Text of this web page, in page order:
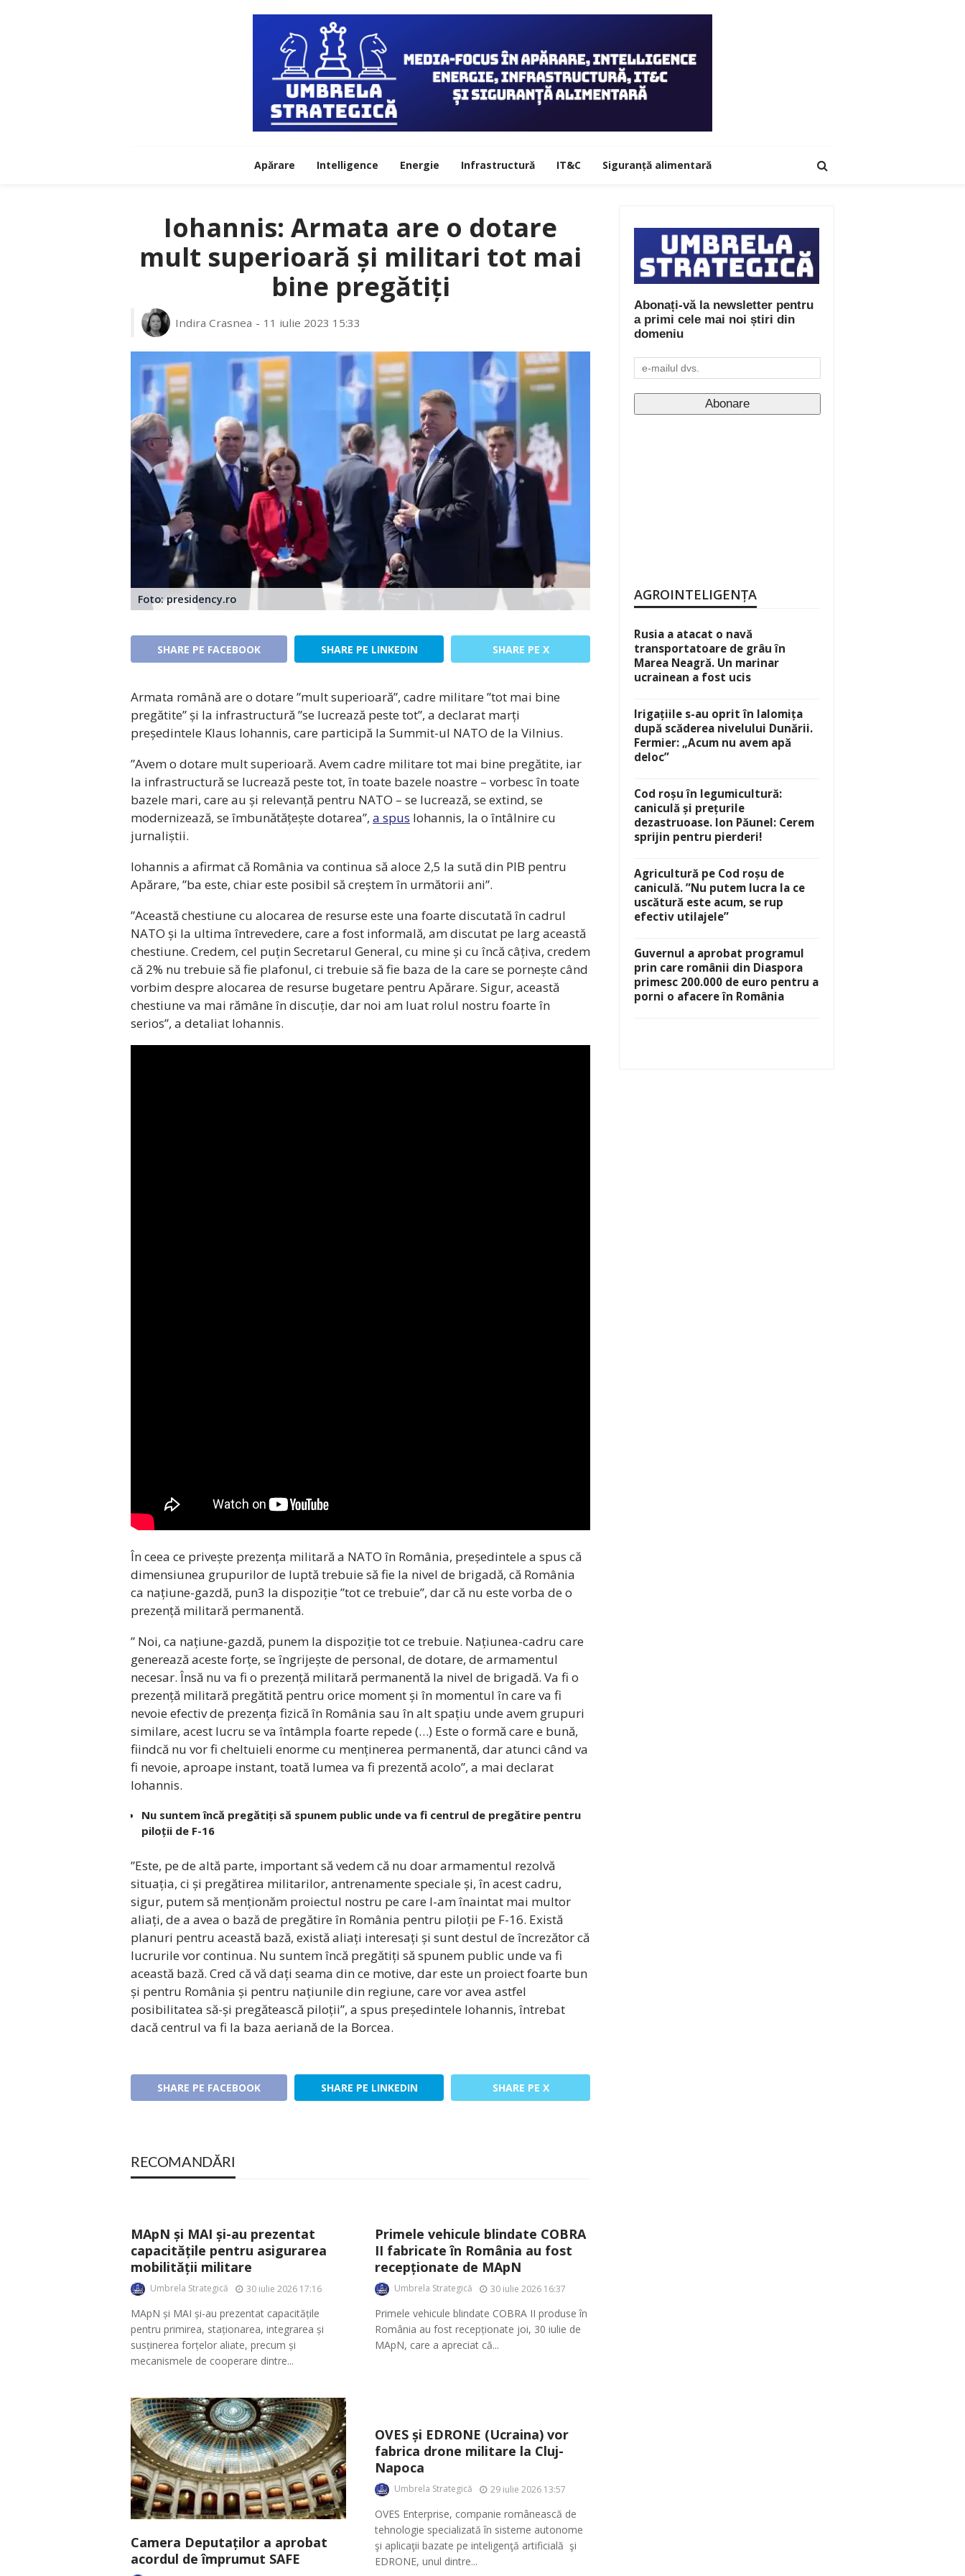
Apărare Intelligence Energie Infrastructură IT&C Siguranță alimentară
Iohannis: Armata are o dotare
mult superioară și militari tot mai
bine pregătiți
Indira Crasnea 11 iulie 2023 15:33
Foto: presidency.ro
SHARE PE FACEBOOK SHARE PE LINKEDIN SHARE PE X
Armata română are o dotare ”mult superioară”, cadre militare ”tot mai bine
pregătite” și la infrastructură ”se lucrează peste tot”, a declarat marți
președintele Klaus Iohannis, care participă la Summit-ul NATO de la Vilnius.
”Avem o dotare mult superioară. Avem cadre militare tot mai bine pregătite, iar
la infrastructură se lucrează peste tot, în toate bazele noastre – vorbesc în toate
bazele mari, care au și relevanță pentru NATO – se lucrează, se extind, se
modernizează, se îmbunătățește dotarea”, a spus Iohannis, la o întâlnire cu
jurnaliștii.
Iohannis a afirmat că România va continua să aloce 2,5 la sută din PIB pentru
Apărare, ”ba este, chiar este posibil să creștem în următorii ani”.
”Această chestiune cu alocarea de resurse este una foarte discutată în cadrul
NATO și la ultima întrevedere, care a fost informală, am discutat pe larg această
chestiune. Credem, cel puțin Secretarul General, cu mine și cu încă câțiva, credem
că 2% nu trebuie să fie plafonul, ci trebuie să fie baza de la care se pornește când
vorbim despre alocarea de resurse bugetare pentru Apărare. Sigur, această
chestiune va mai rămâne în discuție, dar noi am luat rolul nostru foarte în
serios”, a detaliat Iohannis.
În ceea ce privește prezența militară a NATO în România, președintele a spus că
dimensiunea grupurilor de luptă trebuie să fie la nivel de brigadă, că România
ca națiune-gazdă, pun3 la dispoziție ”tot ce trebuie”, dar că nu este vorba de o
prezență militară permanentă.
” Noi, ca națiune-gazdă, punem la dispoziție tot ce trebuie. Națiunea-cadru care
generează aceste forțe, se îngrijește de personal, de dotare, de armamentul
necesar. Însă nu va fi o prezență militară permanentă la nivel de brigadă. Va fi o
prezență militară pregătită pentru orice moment și în momentul în care va fi
nevoie efectiv de prezența fizică în România sau în alt spațiu unde avem grupuri
similare, acest lucru se va întâmpla foarte repede (…) Este o formă care e bună,
fiindcă nu vor fi cheltuieli enorme cu menținerea permanentă, dar atunci când va
fi nevoie, aproape instant, toată lumea va fi prezentă acolo”, a mai declarat
Iohannis.
Nu suntem încă pregătiți să spunem public unde va fi centrul de pregătire pentru
piloții de F-16
”Este, pe de altă parte, important să vedem că nu doar armamentul rezolvă
situația, ci și pregătirea militarilor, antrenamente speciale și, în acest cadru,
sigur, putem să menționăm proiectul nostru pe care l-am înaintat mai multor
aliați, de a avea o bază de pregătire în România pentru piloții pe F-16. Există
planuri pentru această bază, există aliați interesați și sunt destul de încrezător că
lucrurile vor continua. Nu suntem încă pregătiți să spunem public unde va fi
această bază. Cred că vă dați seama din ce motive, dar este un proiect foarte bun
și pentru România și pentru națiunile din regiune, care vor avea astfel
posibilitatea să-și pregătească piloții”, a spus președintele Iohannis, întrebat
dacă centrul va fi la baza aeriană de la Borcea.
SHARE PE FACEBOOK SHARE PE LINKEDIN SHARE PE X
RECOMANDĂRI
MApN și MAI și-au prezentat
capacitățile pentru asigurarea
mobilității militare
Umbrela Strategică 30 iulie 2026 17:16
MApN și MAI și-au prezentat capacitățile
pentru primirea, staționarea, integrarea și
susținerea forțelor aliate, precum și
mecanismele de cooperare dintre...
Primele vehicule blindate COBRA
II fabricate în România au fost
recepționate de MApN
Umbrela Strategică 30 iulie 2026 16:37
Primele vehicule blindate COBRA II produse în
România au fost recepționate joi, 30 iulie de
MApN, care a apreciat că...
Camera Deputaților a aprobat
acordul de împrumut SAFE
OVES și EDRONE (Ucraina) vor
fabrica drone militare la Cluj-
Napoca
Umbrela Strategică 29 iulie 2026 13:57
OVES Enterprise, companie românească de
tehnologie specializată în sisteme autonome
şi aplicaţii bazate pe inteligenţă artificială şi
EDRONE, unul dintre...
Abonați-vă la newsletter pentru
a primi cele mai noi știri din
domeniu
AGROINTELIGENȚA
Rusia a atacat o navă
transportatoare de grâu în
Marea Neagră. Un marinar
ucrainean a fost ucis
Irigațiile s-au oprit în Ialomița
după scăderea nivelului Dunării.
Fermier: „Acum nu avem apă
deloc”
Cod roșu în legumicultură:
caniculă și prețurile
dezastruoase. Ion Păunel: Cerem
sprijin pentru pierderi!
Agricultură pe Cod roșu de
caniculă. ”Nu putem lucra la ce
uscătură este acum, se rup
efectiv utilajele”
Guvernul a aprobat programul
prin care românii din Diaspora
primesc 200.000 de euro pentru a
porni o afacere în România